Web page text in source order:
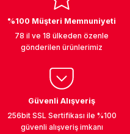
%100 Müşteri Memnuniyeti
78 il ve 18 ülkeden özenle
gönderilen ürünlerimiz
Güvenli Alışveriş
256bit SSL Sertifikası ile %100
güvenli alışveriş imkanı